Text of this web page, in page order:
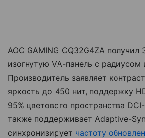
AOC GAMING CQ32G4ZA
изогнутую VA-панель с радиусом
Производитель заявляет
яркость до 450 нит, поддержку
95% цветового пространства
также поддерживает Adaptive-
синхронизирует частоту